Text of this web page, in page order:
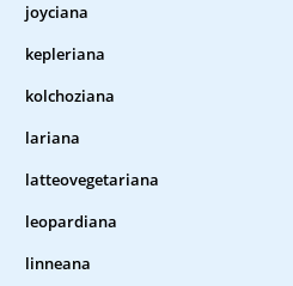
joyciana
kepleriana
kolchoziana
lariana
latteovegetariana
leopardiana
linneana